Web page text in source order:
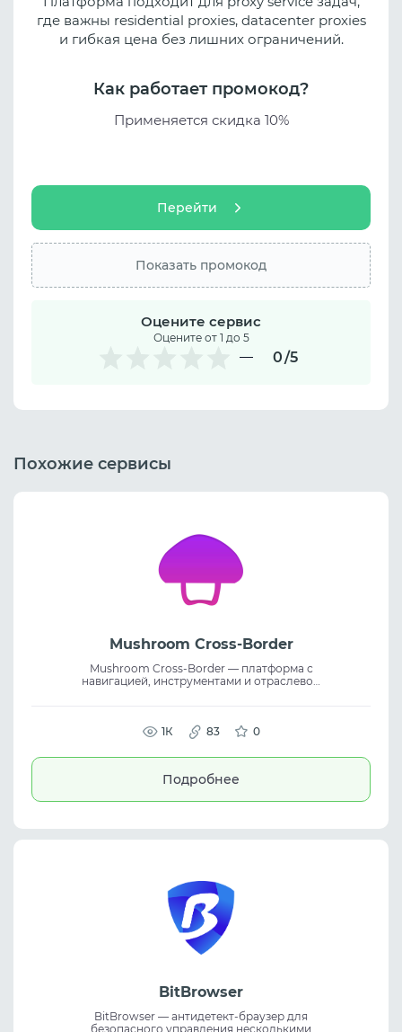
где важны residential proxies, datacenter proxies
и гибкая цена без лишних ограничений.
Как работает промокод?
Применяется скидка 10%
Перейти
Показать промокод
Оцените сервис
Оцените от 1 до 5
0/5
Похожие сервисы
Mushroom Cross-Border
Mushroom Cross-Border — платформа с
навигацией, инструментами и отраслевой
для eCommerce. Сервис объединяет
каталоги, инструменты и актуальные
материалы в одном месте. Подходит для
и развития онлайн-бизнеса.
1К 83 0
Подробнее
BitBrowser
BitBrowser — антидетект-браузер для
безопасного управления несколькими